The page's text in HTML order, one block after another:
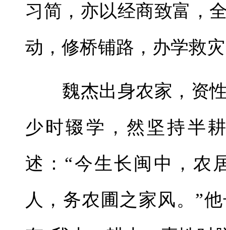
习简，亦以经商致富，
动，修桥铺路，办学救
魏杰出身农家，资性
少时辍学，然坚持半
述：“今生长闽中，农
人，务农圃之家风。”